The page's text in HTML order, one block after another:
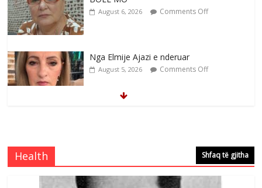
August 6, 2026 Comments Off
Nga Elmije Ajazi e nderuar
August 5, 2026 Comments Off
Comments Off
Health Shfaq të gjitha